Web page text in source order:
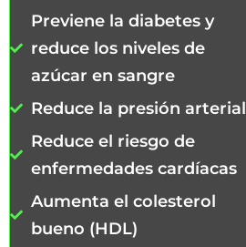
Previene la diabetes y
reduce los niveles de
azúcar en sangre
Reduce la presión arterial
Reduce el riesgo de
enfermedades cardíacas
Aumenta el colesterol
bueno (HDL)